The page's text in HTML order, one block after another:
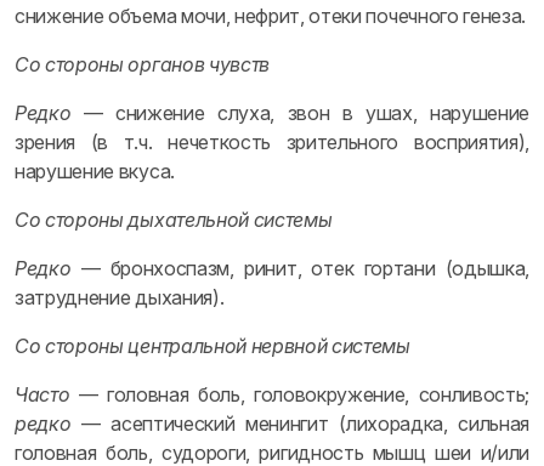
снижение объема мочи, нефрит, отеки почечного генеза.
Со стороны органов чувств
Редко — снижение слуха, звон в ушах, нарушение
зрения (в т.ч. нечеткость зрительного восприятия),
нарушение вкуса.
Со стороны дыхательной системы
Редко — бронхоспазм, ринит, отек гортани (одышка,
затруднение дыхания).
Со стороны центральной нервной системы
Часто — головная боль, головокружение, сонливость;
редко — асептический менингит (лихорадка, сильная
головная боль, судороги, ригидность мышц шеи и/или